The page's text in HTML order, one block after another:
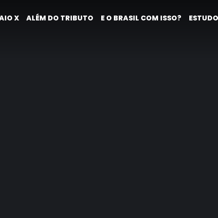
X ALÉM DO TRIBUTO E O BRASIL COM ISSO?